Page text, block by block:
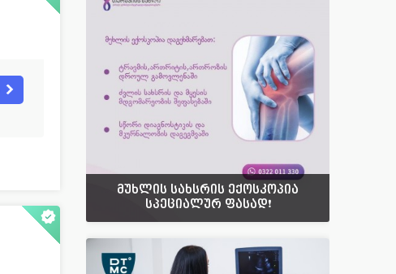
ქირურგი
ციტოლოგი
ჰემატოლოგი 53
ჰომეოპათი 14
სხვადასხვა
მუხლის სახსრის ექოსკოპია
სპეციალურ ფასად❗️